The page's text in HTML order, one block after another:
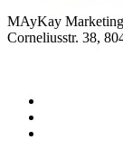
MAyKay
Corneliusstr. 38,